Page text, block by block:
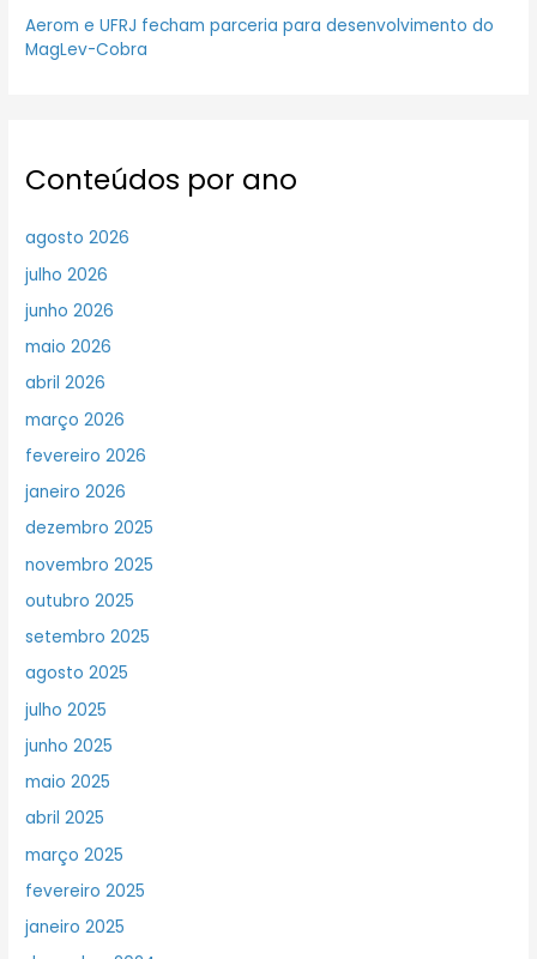
Aerom e UFRJ fecham parceria para desenvolvimento do
MagLev-Cobra
Conteúdos por ano
agosto 2026
julho 2026
junho 2026
maio 2026
abril 2026
março 2026
fevereiro 2026
janeiro 2026
dezembro 2025
novembro 2025
outubro 2025
setembro 2025
agosto 2025
julho 2025
junho 2025
maio 2025
abril 2025
março 2025
fevereiro 2025
janeiro 2025